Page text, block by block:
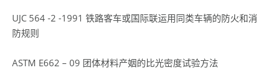
UJC 564 -2 -1991 铁路客车或国际联运用同类车辆的防火和消
防规则
ASTM E662 – 09 团体材料产姻的比光密度试验方法